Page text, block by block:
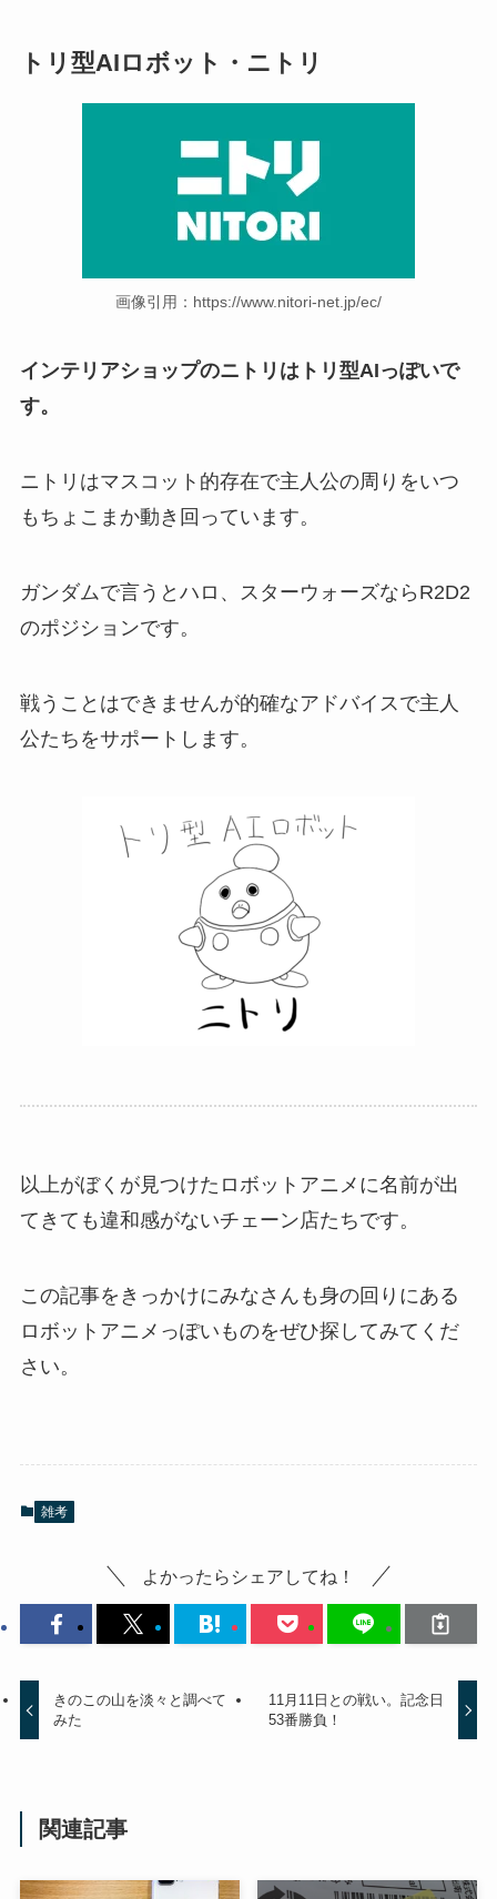
トリ型AIロボット・ニトリ
画像引用：https://www.nitori-net.jp/ec/
インテリアショップのニトリはトリ型AIっぽいで
す。
ニトリはマスコット的存在で主人公の周りをいつ
もちょこまか動き回っています。
ガンダムで言うとハロ、スターウォーズならR2D2
のポジションです。
戦うことはできませんが的確なアドバイスで主人
公たちをサポートします。
以上がぼくが見つけたロボットアニメに名前が出
てきても違和感がないチェーン店たちです。
この記事をきっかけにみなさんも身の回りにある
ロボットアニメっぽいものをぜひ探してみてくだ
さい。
雑考
よかったらシェアしてね！
きのこの山を淡々と調べて
みた
11月11日との戦い。記念日
53番勝負！
関連記事